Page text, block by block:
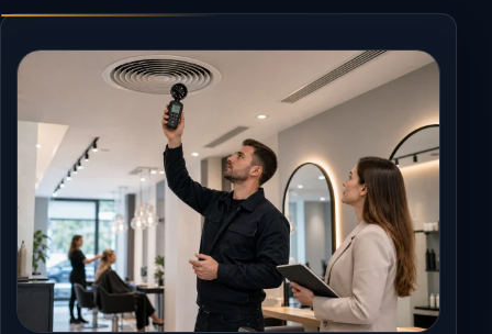
Магас
Майкоп
Махачкала
Минеральные Воды
Назрань
Нальчик
Новороссийск
Пятигорск
Ростов-на-Дону